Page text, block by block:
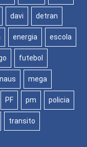
davi detran
energia escola
futebol
mega
PF pm policia
transito